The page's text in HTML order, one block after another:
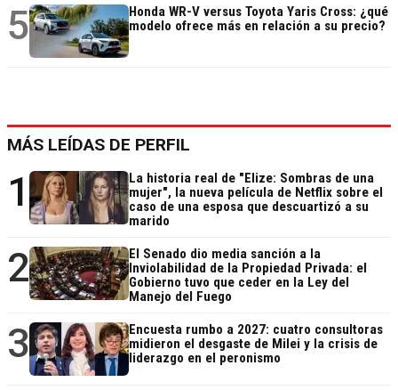
5
Honda WR-V versus Toyota Yaris Cross: ¿qué
modelo ofrece más en relación a su precio?
MÁS LEÍDAS DE PERFIL
1
La historia real de "Elize: Sombras de una
mujer", la nueva película de Netflix sobre el
caso de una esposa que descuartizó a su
marido
2
El Senado dio media sanción a la
Inviolabilidad de la Propiedad Privada: el
Gobierno tuvo que ceder en la Ley del
Manejo del Fuego
3
Encuesta rumbo a 2027: cuatro consultoras
midieron el desgaste de Milei y la crisis de
liderazgo en el peronismo